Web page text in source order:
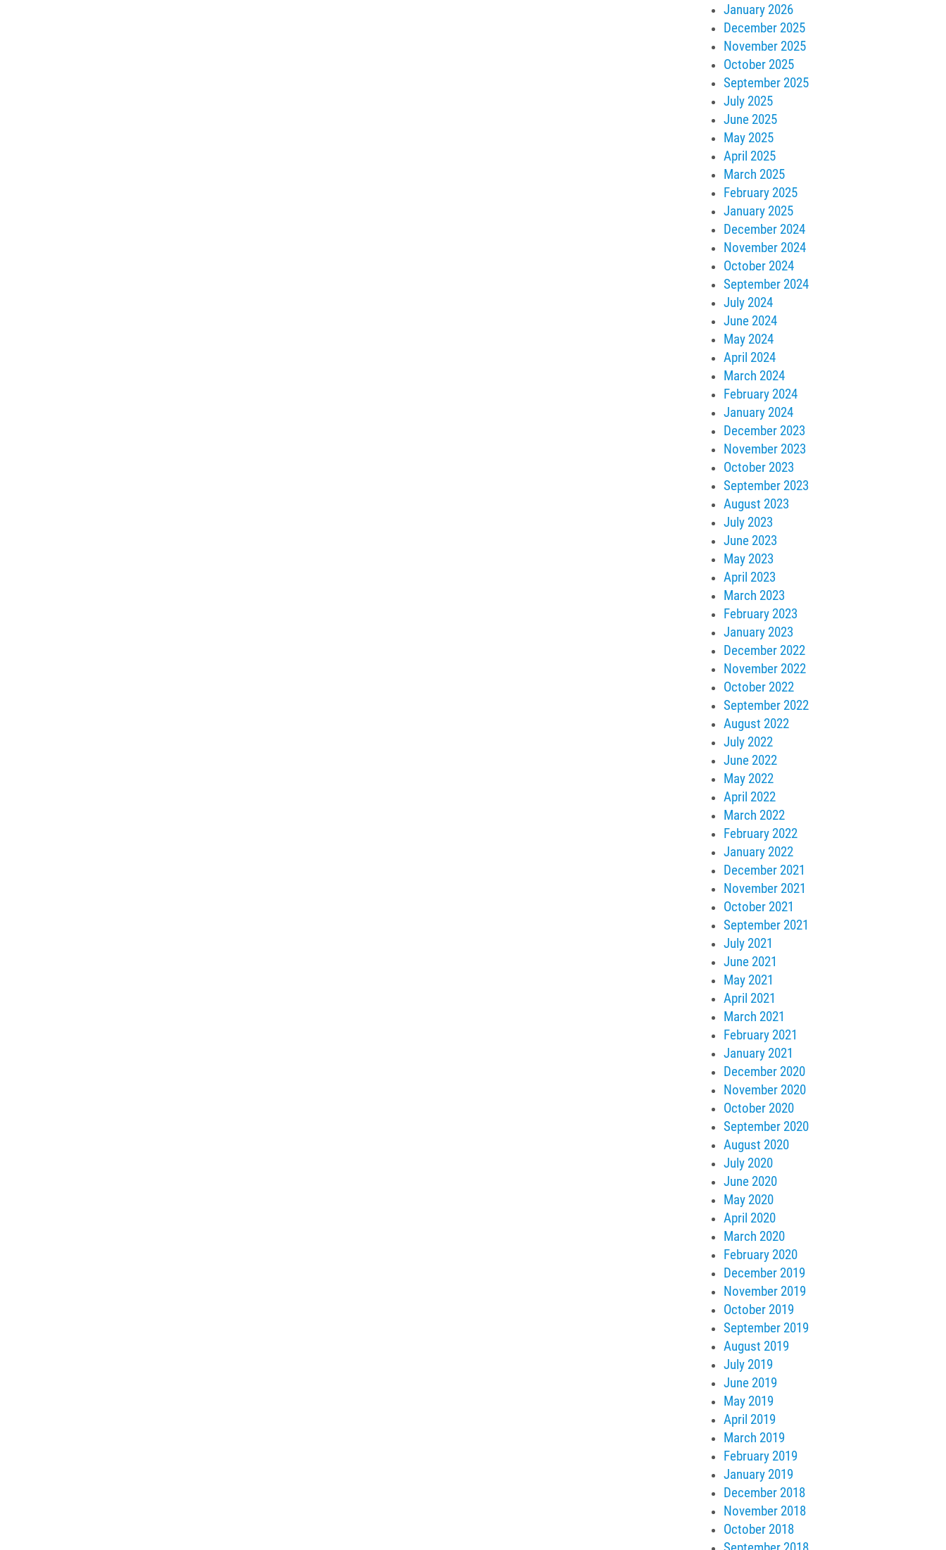
January 2026
December 2025
November 2025
October 2025
September 2025
July 2025
June 2025
May 2025
April 2025
March 2025
February 2025
January 2025
December 2024
November 2024
October 2024
September 2024
July 2024
June 2024
May 2024
April 2024
March 2024
February 2024
January 2024
December 2023
November 2023
October 2023
September 2023
August 2023
July 2023
June 2023
May 2023
April 2023
March 2023
February 2023
January 2023
December 2022
November 2022
October 2022
September 2022
August 2022
July 2022
June 2022
May 2022
April 2022
March 2022
February 2022
January 2022
December 2021
November 2021
October 2021
September 2021
July 2021
June 2021
May 2021
April 2021
March 2021
February 2021
January 2021
December 2020
November 2020
October 2020
September 2020
August 2020
July 2020
June 2020
May 2020
April 2020
March 2020
February 2020
December 2019
November 2019
October 2019
September 2019
August 2019
July 2019
June 2019
May 2019
April 2019
March 2019
February 2019
January 2019
December 2018
November 2018
October 2018